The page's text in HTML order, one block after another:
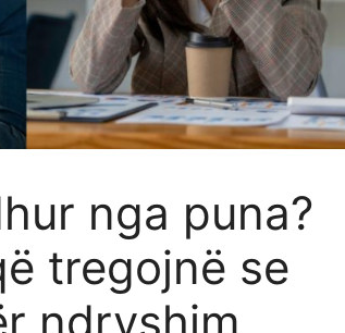
nga puna?
tregojnë se
ndryshim